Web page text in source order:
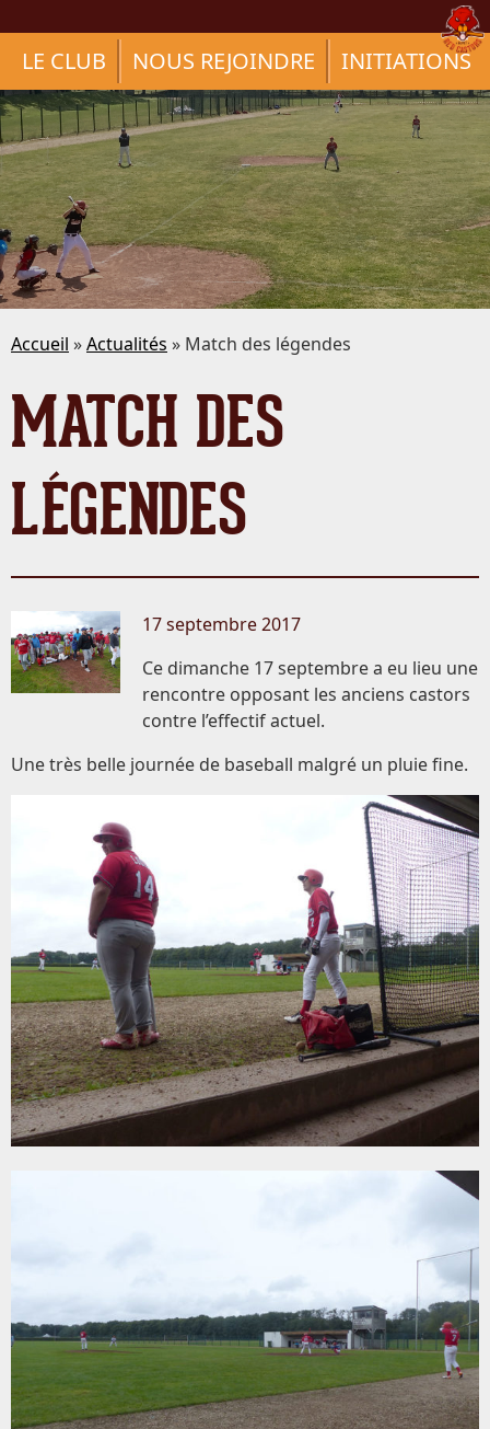
LE CLUB NOUS REJOINDRE INITIATIONS
Accueil »Actualités » Match des légendes
MATCH DES
LÉGENDES
17 septembre 2017
Ce dimanche‌ 17 septembre a eu lieu une
rencontre opposant les anciens castors
contre l’effectif actuel.
Une très belle journée de baseball malgré un pluie fine.